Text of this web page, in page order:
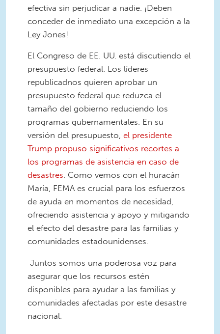
efectiva sin perjudicar a nadie. ¡Deben
conceder de inmediato una excepción a la
Ley Jones!
El Congreso de EE. UU. está discutiendo el
presupuesto federal. Los líderes
republicadnos quieren aprobar un
presupuesto federal que reduzca el
tamaño del gobierno reduciendo los
programas gubernamentales. En su
versión del presupuesto, el presidente
Trump propuso significativos recortes a
los programas de asistencia en caso de
desastres. Como vemos con el huracán
María, FEMA es crucial para los esfuerzos
de ayuda en momentos de necesidad,
ofreciendo asistencia y apoyo y mitigando
el efecto del desastre para las familias y
comunidades estadounidenses.
Juntos somos una poderosa voz para
asegurar que los recursos estén
disponibles para ayudar a las familias y
comunidades afectadas por este desastre
nacional.